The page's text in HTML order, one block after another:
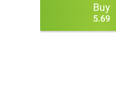
Buy
5.69